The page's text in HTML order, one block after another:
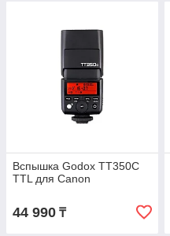
Вспышка Godox TT350C
TTL для Canon
44 990 ₸